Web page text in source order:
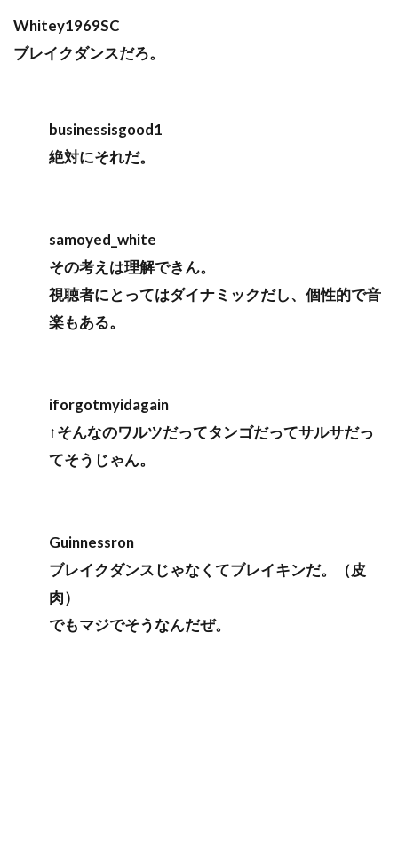
Whitey1969SC
ブレイクダンスだろ。
businessisgood1
絶対にそれだ。
samoyed_white
その考えは理解できん。
視聴者にとってはダイナミックだし、個性的で音
楽もある。
iforgotmyidagain
↑そんなのワルツだってタンゴだってサルサだっ
てそうじゃん。
Guinnessron
ブレイクダンスじゃなくてブレイキンだ。（皮
肉）
でもマジでそうなんだぜ。